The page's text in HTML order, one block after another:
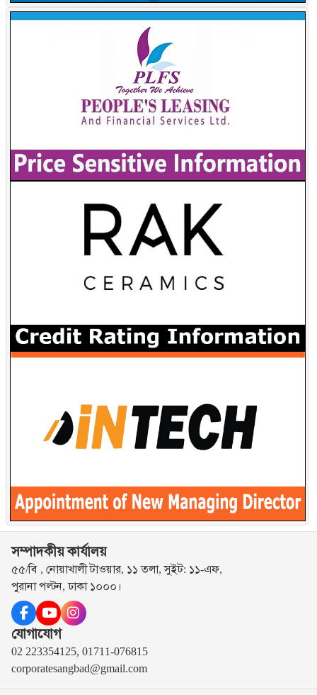
সম্পাদকীয় কার্যালয়
৫৫/বি , নোয়াখালী টাওয়ার, ১১ তলা, সুইট: ১১-এফ,
পুরানা পল্টন, ঢাকা ১০০০।
যোগাযোগ
02 223354125, 01711-076815
corporatesangbad@gmail.com